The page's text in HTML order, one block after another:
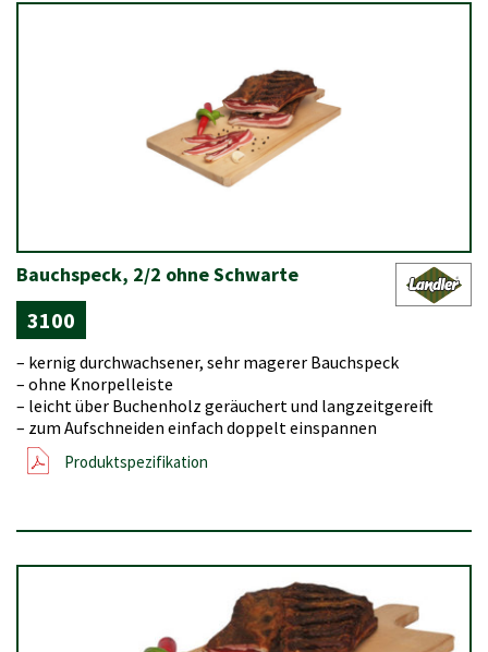
Bauchspeck, 2/2 ohne Schwarte
3100
– kernig durchwachsener, sehr magerer Bauchspeck
– ohne Knorpelleiste
– leicht über Buchenholz geräuchert und langzeitgereift
– zum Aufschneiden einfach doppelt einspannen
Produktspezifikation